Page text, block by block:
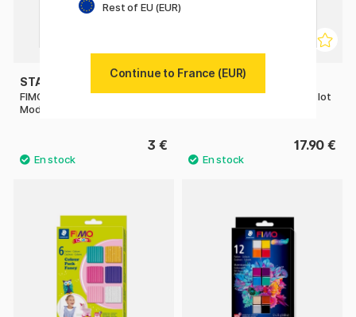
STAEDTLER
FIMO Kids Oven-hardening
Modelling Clay 42 g
3 €
STAEDTLER
FIMO Kids Argile à modeler lot
17.90 €
Rest of EU (EUR)
Continue to France (EUR)